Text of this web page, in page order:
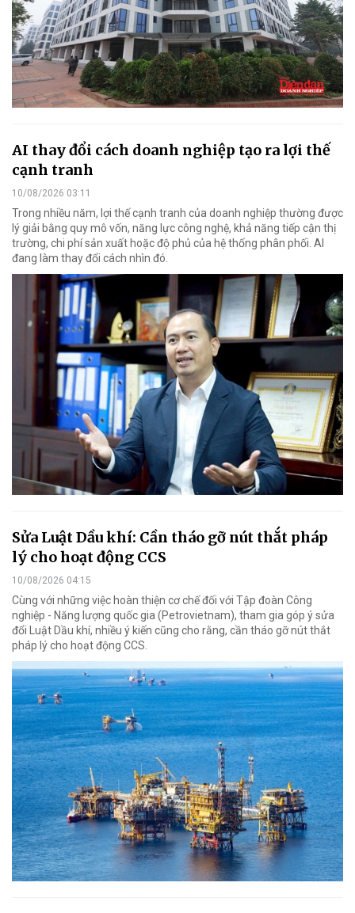
AI thay đổi cách doanh nghiệp tạo ra lợi thế
cạnh tranh
10/08/2026 03:11
Trong nhiều năm, lợi thế cạnh tranh của doanh nghiệp thường được
lý giải bằng quy mô vốn, năng lực công nghệ, khả năng tiếp cận thị
trường, chi phí sản xuất hoặc độ phủ của hệ thống phân phối. AI
đang làm thay đổi cách nhìn đó.
Sửa Luật Dầu khí: Cần tháo gỡ nút thắt pháp
lý cho hoạt động CCS
10/08/2026 04:15
Cùng với những việc hoàn thiện cơ chế đối với Tập đoàn Công
nghiệp - Năng lượng quốc gia (Petrovietnam), tham gia góp ý sửa
đổi Luật Dầu khí, nhiều ý kiến cũng cho rằng, cần tháo gỡ nút thắt
pháp lý cho hoạt động CCS.